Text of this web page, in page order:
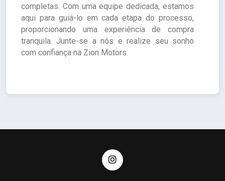
completas. Com uma equipe dedicada, estamos
aqui para guiá-lo em cada etapa do processo,
proporcionando uma experiência de compra
tranquila. Junte-se a nós e realize seu sonho
com confiança na Zion Motors.